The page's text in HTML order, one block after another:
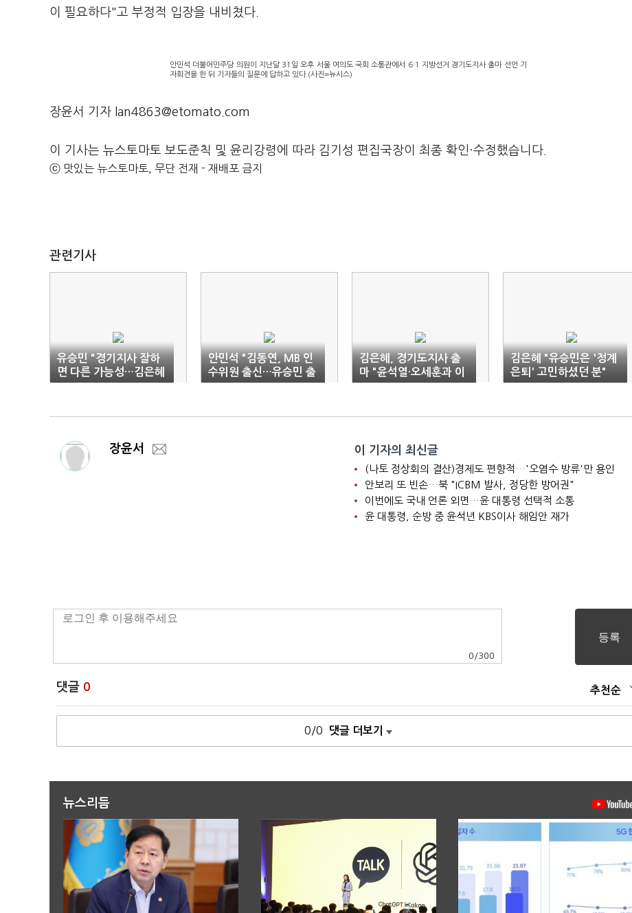
이 필요하다"고 부정적 입장을 내비쳤다.
안민석 더불어민주당 의원이 지난달 31일 오후 서울 여의도 국회 소통관에서 6·1 지방선거 경기도지사 출마 선언 기
자회견을 한 뒤 기자들의 질문에 답하고 있다.(사진=뉴시스)
장윤서 기자 lan4863@etomato.com
이 기사는 뉴스토마토 보도준칙 및 윤리강령에 따라 김기성 편집국장이 최종 확인·수정했습니다.
ⓒ 맛있는 뉴스토마토, 무단 전재 - 재배포 금지
관련기사
유승민 "경기지사 잘하
면 다른 가능성…김은혜
부담스럽지 않다"
안민석 "김동연, MB 인
수위원 출신…유승민 출
마는 생뚱 맞다"
김은혜, 경기도지사 출
마 "윤석열·오세훈과 이
미 원팀"
김은혜 "유승민은 '정계
은퇴' 고민하셨던 분"
장윤서 이 기자의 최신글
(나토 정상회의 결산)경제도 편향적…'오염수 방류'만 용인
안보리 또 빈손…북 "ICBM 발사, 정당한 방어권"
이번에도 국내 언론 외면…윤 대통령 선택적 소통
윤 대통령, 순방 중 윤석년 KBS이사 해임안 재가
0 /300
댓글 0 추천순
0/0 댓글 더보기
뉴스리듬